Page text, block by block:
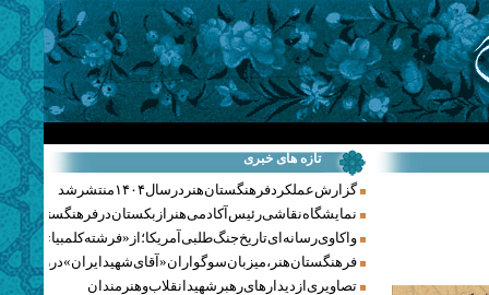
تازه های خبری
گزارش عملکرد فرهنگستان هنر در سال ۱۴۰۴ منتشر شد
نمایشگاه نقاشی رئیس آکادمی هنر ازبکستان در فرهنگستان هنر
واکاوی رسانه‌ای تاریخ جنگ‌طلبی آمریکا؛ از «فرشته کلمبیا» تا
فرهنگستان هنر، میزبان سوگواران «آقای شهید ایران» در
تصاویری از دیدارهای رهبر شهید انقلاب و هنرمندان